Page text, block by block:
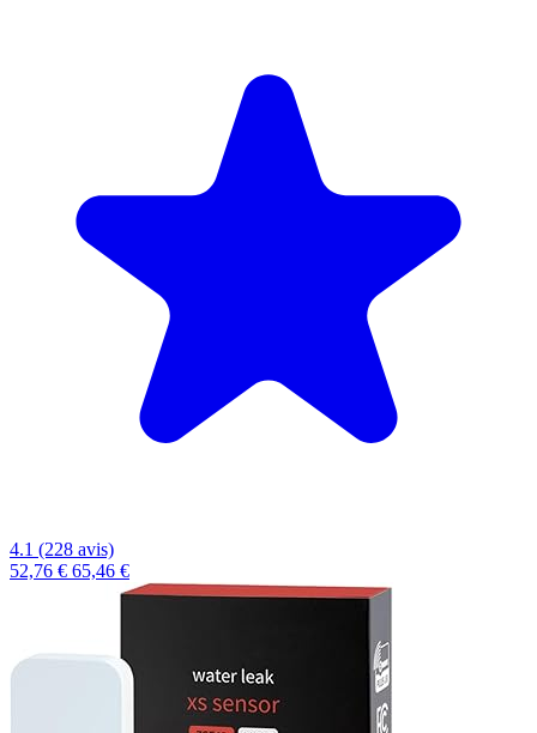
4.1 (228 avis)
52,76 € 65,46 €